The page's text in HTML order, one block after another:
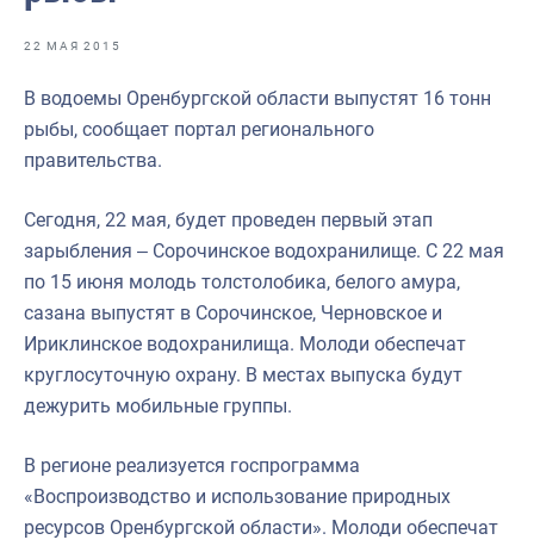
Научно-практическая литература
Инфографика
Большая африканская экспедиция
Укрепление духовно-нравственных ценностей
События в России и мире
22 МАЯ 2015
В водоемы Оренбургской области выпустят 16 тонн
рыбы, сообщает портал регионального
правительства.
Сегодня, 22 мая, будет проведен первый этап
зарыбления ‒ Сорочинское водохранилище. С 22 мая
по 15 июня молодь толстолобика, белого амура,
сазана выпустят в Сорочинское, Черновское и
Ириклинское водохранилища. Молоди обеспечат
круглосуточную охрану. В местах выпуска будут
дежурить мобильные группы.
В регионе реализуется госпрограмма
«Воспроизводство и использование природных
ресурсов Оренбургской области». Молоди обеспечат